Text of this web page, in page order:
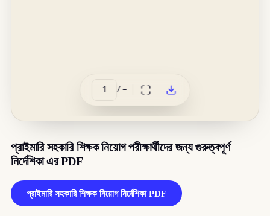
/–
প্রাইমারি সহকারি শিক্ষক নিয়োগ পরীক্ষার্থীদের জন্য গুরুত্বপূর্ণ
নির্দেশিকা এর PDF
প্রাইমারি সহকারি শিক্ষক নিয়োগ নির্দেশিকা PDF